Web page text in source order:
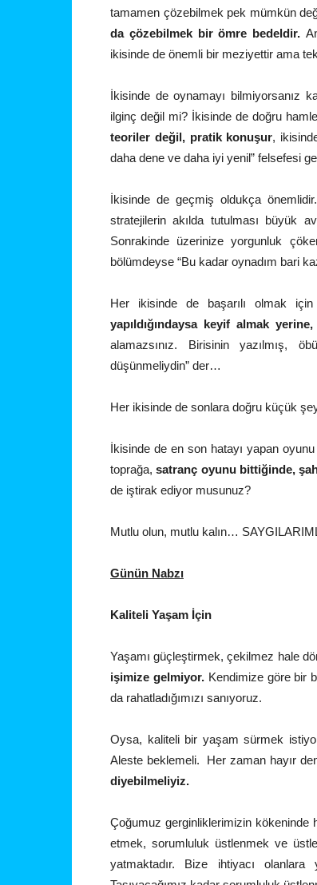
tamamen çözebilmek pek mümkün
da çözebilmek bir ömre bedeldir.
ikisinde de önemli bir meziyettir ama
İkisinde de oynamayı bilmiyorsanız
ilginç değil mi? İkisinde de doğru
teoriler değil, pratik konuşur,
daha dene ve daha iyi yenil” felsefesi
İkisinde de geçmiş oldukça
stratejilerin akılda tutulması büyük
Sonrakinde üzerinize yorgunluk
bölümdeyse “Bu kadar oynadım bari
Her ikisinde de başarılı olmak
yapıldığındaysa keyif almak
alamazsınız. Birisinin yazılmış,
düşünmeliydin” der…
Her ikisinde de sonlara doğru küçük
İkisinde de en son hatayı yapan
toprağa,satranç oyunu bittiğinde,
de iştirak ediyor musunuz?
Mutlu olun, mutlu kalın…
Günün Nabzı
Kaliteli Yaşam İçin
Yaşamı güçleştirmek, çekilmez hale
işimize gelmiyor.Kendimize göre bir
da rahatladığımızı sanıyoruz.
Oysa, kaliteli bir yaşam sürmek
Aleste beklemeli. Her zaman hayır
diyebilmeliyiz.
Çoğumuz gerginliklerimizin kökeninde
etmek, sorumluluk üstlenmek ve
yatmaktadır. Bize ihtiyacı